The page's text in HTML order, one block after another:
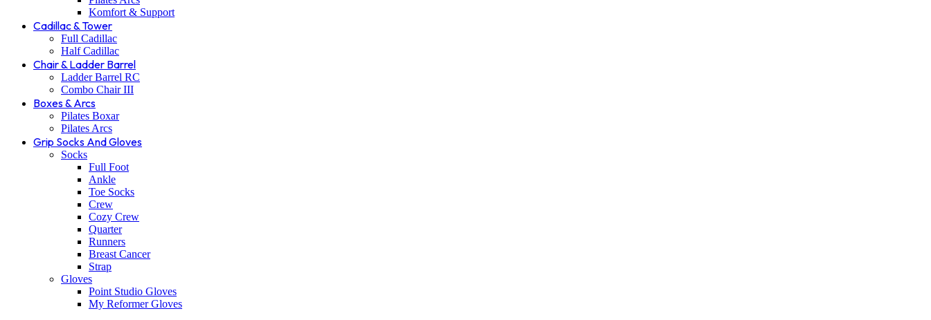
Komfort & Support
Cadillac & Tower
Full Cadillac
Half Cadillac
Chair & Ladder Barrel
Ladder Barrel RC
Combo Chair III
Boxes & Arcs
Pilates Boxar
Pilates Arcs
Grip Socks And Gloves
Socks
Full Foot
Ankle
Toe Socks
Crew
Cozy Crew
Quarter
Runners
Breast Cancer
Strap
Gloves
Point Studio Gloves
My Reformer Gloves